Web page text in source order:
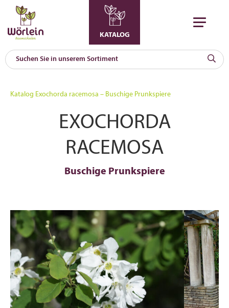
KATALOG
Katalog Exochorda racemosa – Buschige Prunkspiere
EXOCHORDA
RACEMOSA
Buschige Prunkspiere